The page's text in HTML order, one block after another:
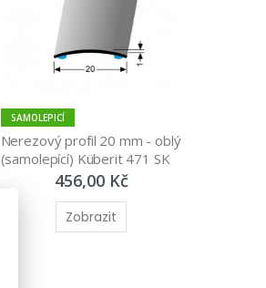
SAMOLEPICÍ
Nerezový profil 20 mm - oblý
(samolepící) Küberit 471 SK
456,00 Kč
Zobrazit